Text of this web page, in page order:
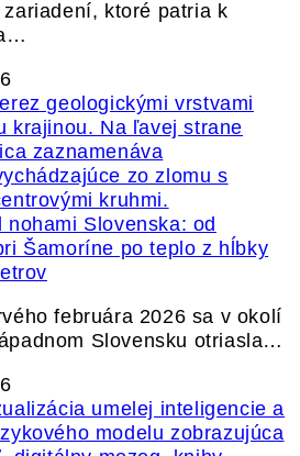
ktoré patria k
nohami Slovenska: od
Šamoríne po teplo z hĺbky
februára 2026 sa v okolí
Slovensku otriasla…